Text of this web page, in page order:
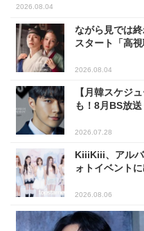
2026.08.04
ながら見では
スタート「高
2026.08.04
【月韓スケジ
も！8月BS放
2026.07.28
KiiiKiii、アル
ォトイベント
2026.08.06